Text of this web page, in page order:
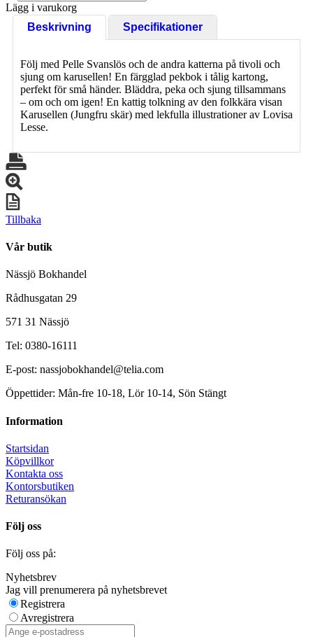
Lägg i varukorg
Beskrivning
Specifikationer
Följ med Pelle Svanslös och de andra katterna på tivoli och
sjung om karusellen! En färgglad pekbok i tålig kartong,
perfekt för små händer. Bläddra, peka och sjung tillsammans
– om och om igen! En kattig tolkning av den folkkära visan
Karusellen (Jungfru skär) med lekfulla illustrationer av Lovisa
Lesse.
Tillbaka
Vår butik
Nässjö Bokhandel
Rådhusgatan 29
571 31 Nässjö
Tel: 0380-16111
E-post: nassjobokhandel@telia.com
Öppettider: Mån-fre 10-18, Lör 10-14, Sön Stängt
Information
Startsidan
Köpvillkor
Kontakta oss
Kontorsbutiken
Returansökan
Följ oss
Följ oss på:
Nyhetsbrev
Jag vill prenumerera på nyhetsbrevet
Registrera
Avregistrera